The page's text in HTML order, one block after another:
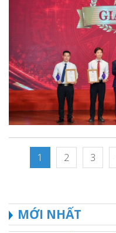
1 2 3
MỚI NHẤT